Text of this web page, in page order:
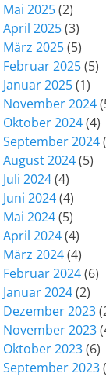
Mai 2025(2)
April 2025(3)
März 2025(5)
Februar 2025(5)
Januar 2025(1)
November 2024
Oktober 2024(4)
September 2024
August 2024(5)
Juli 2024(4)
Juni 2024(4)
Mai 2024(5)
April 2024(4)
März 2024(4)
Februar 2024(6)
Januar 2024(2)
Dezember 2023
November 2023
Oktober 2023(6)
September 2023